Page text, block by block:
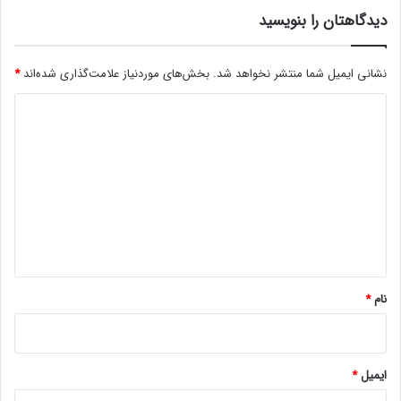
اخبار کاردانو
ل
ه
س
ت
م
م
ی‌
ش
دیدگاهتان را بنویسید
نشانی ایمیل شما منتشر نخواهد شد. بخش‌های موردنیاز علامت‌گذاری شده‌اند*
نام*
ایمیل*